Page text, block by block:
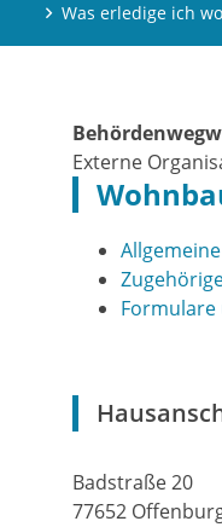
Was erledige ich
Externe
Badstraße 20
77652